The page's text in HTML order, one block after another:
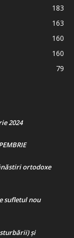
183
163
160
160
79
2024
ortodoxe
sufletul nou
şi